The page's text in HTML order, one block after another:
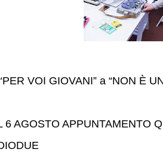
VOI GIOVANI” a “NON È
6 AGOSTO APPUNTAMENTO